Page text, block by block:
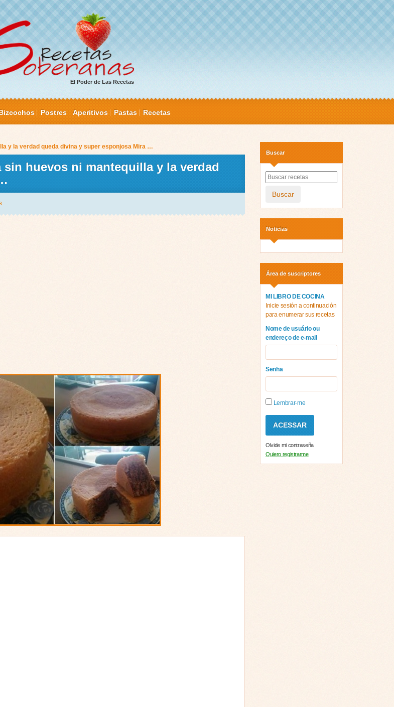
El Poder de Las Recetas
Postres Aperitivos Pastas Recetas
y la verdad queda divina y super esponjosa Mira …
huevos ni mantequilla y la verdad
Buscar
Buscar
Noticias
Área de suscriptores
MI LIBRO DE COCINA
Inicie sesión a continuación
para enumerar sus recetas
Nome de usuário ou
endereço de e-mail
Senha
Lembrar-me
Olvide mi contraseña
Quiero registrarme